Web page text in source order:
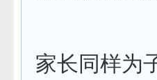
家长同样为